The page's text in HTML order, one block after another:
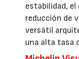
estabilidad,
reducción de
versátil
una alta tasa